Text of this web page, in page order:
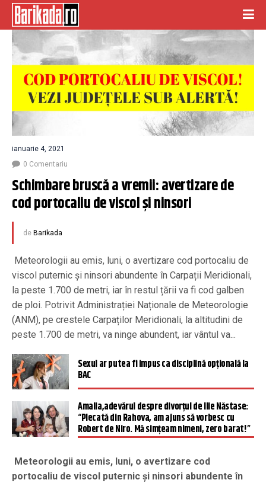
ianuarie 4, 2021
0 Comentariu
Schimbare bruscă a vremii: avertizare de
cod portocaliu de viscol și ninsori
de Barikada
Meteorologii au emis, luni, o avertizare cod portocaliu de
viscol puternic și ninsori abundente în Carpații Meridionali,
la peste 1.700 de metri, iar în restul țării va fi cod galben
de ploi. Potrivit Administrației Naționale de Meteorologie
(ANM), pe crestele Carpaților Meridionali, la altitudini de
peste 1.700 de metri, va ninge abundent, iar vântul va...
Sexul ar putea fi impus ca disciplină opțională la
BAC
Amalia,adevărul despre divorțul de Ilie Năstase:
“Plecată din Rahova, am ajuns să vorbesc cu
Robert de Niro. Mă simțeam nimeni, zero barat!”
Meteorologii au emis, luni, o avertizare cod
portocaliu de viscol puternic și ninsori abundente în